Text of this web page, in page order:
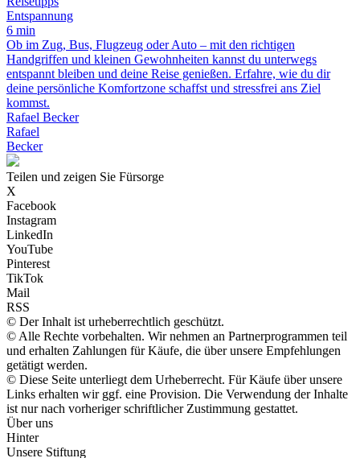
Entspannung
6 min
Ob im Zug, Bus, Flugzeug oder Auto – mit den richtigen
Handgriffen und kleinen Gewohnheiten kannst du unterwegs
entspannt bleiben und deine Reise genießen. Erfahre, wie du dir
deine persönliche Komfortzone schaffst und stressfrei ans Ziel
kommst.
Rafael Becker
Rafael
Becker
Teilen und zeigen Sie Fürsorge
X
Facebook
Instagram
LinkedIn
YouTube
Pinterest
TikTok
Mail
RSS
© Der Inhalt ist urheberrechtlich geschützt.
© Alle Rechte vorbehalten. Wir nehmen an Partnerprogrammen teil
und erhalten Zahlungen für Käufe, die über unsere Empfehlungen
getätigt werden.
© Diese Seite unterliegt dem Urheberrecht. Für Käufe über unsere
Links erhalten wir ggf. eine Provision. Die Verwendung der Inhalte
ist nur nach vorheriger schriftlicher Zustimmung gestattet.
Über uns
Hinter
Unsere Stiftung